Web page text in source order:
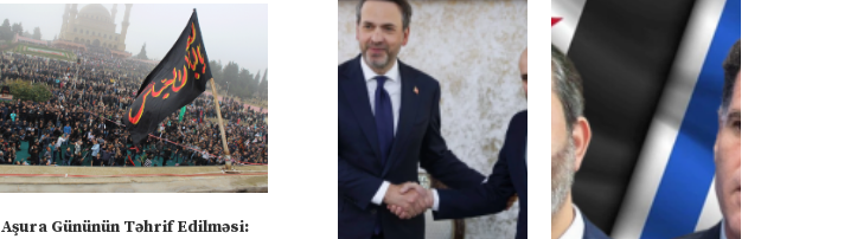
Aşura Gününün Təhrif Edilməsi:
Türkiyə Afrikanın neft və qazına can
Türkiyə Afrikanın neft və